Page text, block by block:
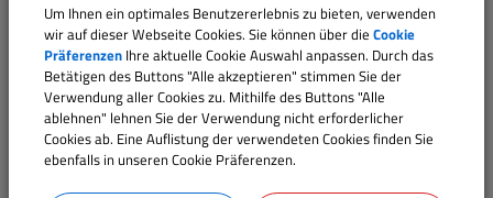
Um Ihnen ein optimales Benutzererlebnis zu bieten, verwenden
wir auf dieser Webseite Cookies. Sie können über die Cookie
Präferenzen Ihre aktuelle Cookie Auswahl anpassen. Durch das
Betätigen des Buttons "Alle akzeptieren" stimmen Sie der
Verwendung aller Cookies zu. Mithilfe des Buttons "Alle
ablehnen" lehnen Sie der Verwendung nicht erforderlicher
Cookies ab. Eine Auflistung der verwendeten Cookies finden Sie
ebenfalls in unseren Cookie Präferenzen.